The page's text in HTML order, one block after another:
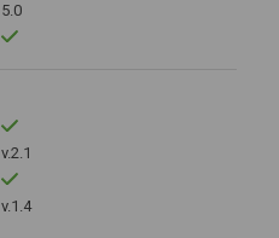
5.0
v.2.1
v.1.4